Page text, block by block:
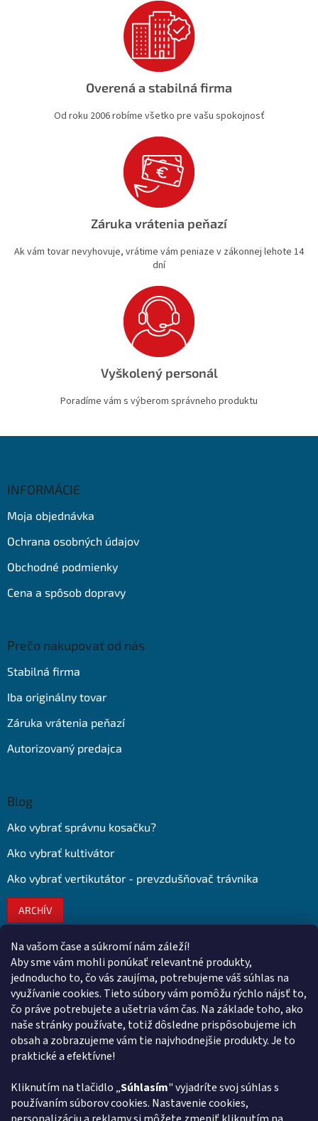
Na vašom čase a súkromí nám záleží!
Aby sme vám mohli ponúkať relevantné produkty,
jednoducho to, čo vás zaujíma, potrebujeme váš súhlas na
využívanie cookies. Tieto súbory vám pomôžu rýchlo nájsť to,
čo práve potrebujete a ušetria vám čas. Na základe toho, ako
naše stránky používate, totiž dôsledne prispôsobujeme ich
obsah a zobrazujeme vám tie najvhodnejšie produkty. Je to
praktické a efektívne!
Kliknutím na tlačidlo „Súhlasím" vyjadríte svoj súhlas s
používaním súborov cookies. Nastavenie cookies,
p
i
s
u
Overená a stabilná firma
Od roku 2006 robíme všetko pre vašu spokojnosť
Záruka vrátenia peňazí
Ak vám tovar nevyhovuje, vrátime vám peniaze v zákonnej lehote 14
dní
Vyškolený personál
Poradíme vám s výberom správneho produktu
INFORMÁCIE
Moja objednávka
Ochrana osobných údajov
Obchodné podmienky
Cena a spôsob dopravy
Prečo nakupovať od nás
Stabilná firma
Iba originálny tovar
Záruka vrátenia peňazí
Autorizovaný predajca
Blog
Ako vybrať správnu kosačku?
Ako vybrať kultivátor
Ako vybrať vertikutátor - prevzdušňovač trávnika
ARCHÍV
Kontakt
obchod@ euroshopy.sk
0911 931 019
0911 931 019
Facebook Euroshopy
Prijímame online platby